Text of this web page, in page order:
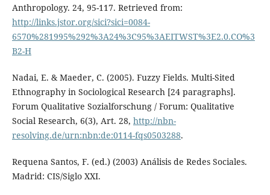
Anthropology. 24, 95-117. Retrieved from:
http://links.jstor.org/sici?sici=0084-
6570%281995%292%3A24%3C95%3AEITWST%3E2.0.CO%3
B2-H
Nadai, E. & Maeder, C. (2005). Fuzzy Fields. Multi-Sited
Ethnography in Sociological Research [24 paragraphs].
Forum Qualitative Sozialforschung / Forum: Qualitative
Social Research, 6(3), Art. 28, http://nbn-
resolving.de/urn:nbn:de:0114-fqs0503288.
Requena Santos, F. (ed.) (2003) Análisis de Redes Sociales.
Madrid: CIS/Siglo XXI.